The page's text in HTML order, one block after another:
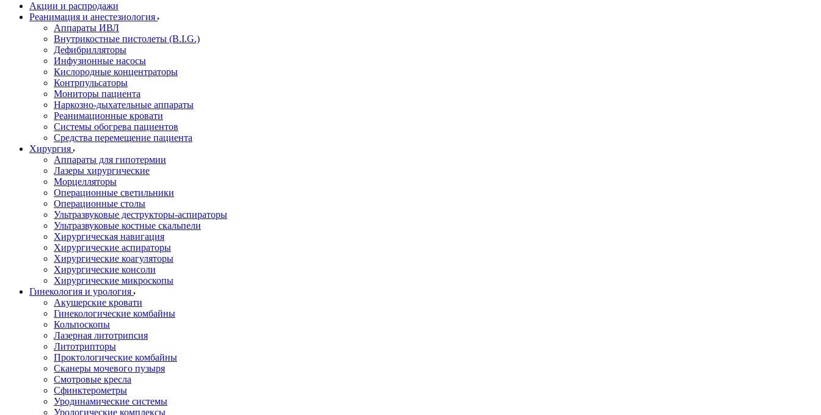
Акции и распродажи
Реанимация и анестезиология
Аппараты ИВЛ
Внутрикостные пистолеты (B.I.G.)
Дефибрилляторы
Инфузионные насосы
Кислородные концентраторы
Контрпульсаторы
Мониторы пациента
Наркозно-дыхательные аппараты
Реанимационные кровати
Системы обогрева пациентов
Средства перемещение пациента
Хирургия
Аппараты для гипотермии
Лазеры хирургические
Морцелляторы
Операционные светильники
Операционные столы
Ультразвуковые деструкторы-аспираторы
Ультразвуковые костные скальпели
Хирургическая навигация
Хирургические аспираторы
Хирургические коагуляторы
Хирургические консоли
Хирургические микроскопы
Гинекология и урология
Акушерские кровати
Гинекологические комбайны
Кольпоскопы
Лазерная литотрипсия
Литотрипторы
Проктологические комбайны
Сканеры мочевого пузыря
Смотровые кресла
Сфинктерометры
Уродинамические системы
Урологические комплексы